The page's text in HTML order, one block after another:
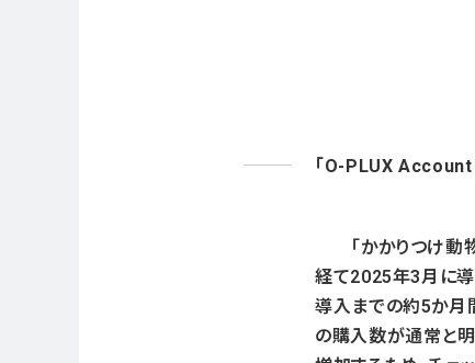
「O-PLUX Account
「かかりつけ動物
経て2025年3月に導
導入までの約5か月
の購入数が通常と